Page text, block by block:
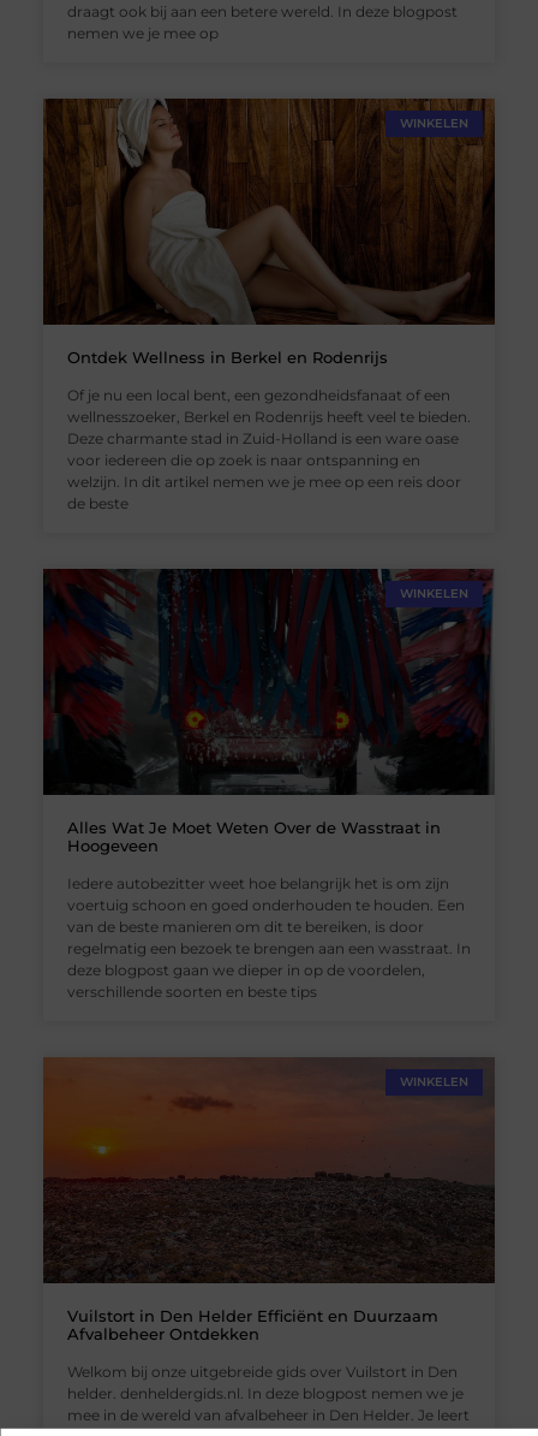
draagt ook bij aan een betere wereld. In deze blogpost
nemen we je mee op
WINKELEN
Ontdek Wellness in Berkel en Rodenrijs
Of je nu een local bent, een gezondheidsfanaat of een
wellnesszoeker, Berkel en Rodenrijs heeft veel te bieden.
Deze charmante stad in Zuid-Holland is een ware oase
voor iedereen die op zoek is naar ontspanning en
welzijn. In dit artikel nemen we je mee op een reis door
de beste
WINKELEN
Alles Wat Je Moet Weten Over de Wasstraat in
Hoogeveen
Iedere autobezitter weet hoe belangrijk het is om zijn
voertuig schoon en goed onderhouden te houden. Een
van de beste manieren om dit te bereiken, is door
regelmatig een bezoek te brengen aan een wasstraat. In
deze blogpost gaan we dieper in op de voordelen,
verschillende soorten en beste tips
WINKELEN
Vuilstort in Den Helder Efficiënt en Duurzaam
Afvalbeheer Ontdekken
Welkom bij onze uitgebreide gids over Vuilstort in Den
helder. denheldergids.nl. In deze blogpost nemen we je
mee in de wereld van afvalbeheer in Den Helder. Je leert